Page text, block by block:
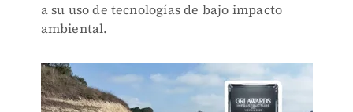
a su uso de tecnologías de bajo impacto
ambiental.